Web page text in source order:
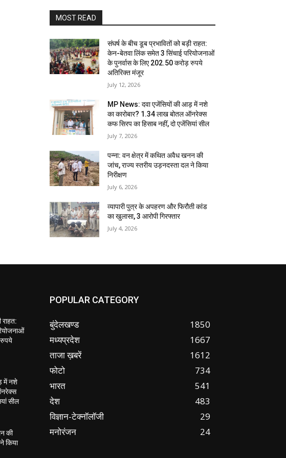
MOST READ
संघर्ष के बीच डूब प्रभावितों को बड़ी राहत:
केन-बेतवा लिंक समेत 3 सिंचाई परियोजनाओं
के पुनर्वास के लिए 202.50 करोड़ रुपये
अतिरिक्त मंजूर
July 12, 2026
MP News: दवा एजेंसियों की आड़ में नशे
का कारोबार? 1.34 लाख बोतल ऑनरेक्स
कफ सिरप का हिसाब नहीं, दो एजेंसियां सील
July 7, 2026
पन्ना: वन क्षेत्र में कथित अवैध खनन की
जांच, राज्य स्तरीय उड़नदस्ता दल ने किया
निरीक्षण
July 6, 2026
व्यापारी पुत्र के अपहरण और फिरौती कांड
का खुलासा, 3 आरोपी गिरफ्तार
July 4, 2026
राहत:
रुपये
में नशे
सील
की
किया
POPULAR CATEGORY
बुंदेलखण्ड
1850
मध्यप्रदेश
1667
ताजा ख़बरें
1612
फोटो
734
भारत
541
देश
483
विज्ञान-टेक्नॉलॉजी
29
मनोरंजन
24